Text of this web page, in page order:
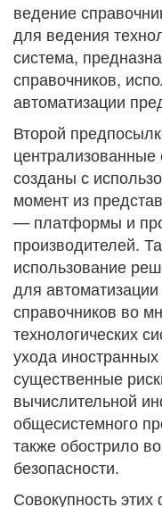
ведение
для ведения
система,
справочников,
автоматизации
Второй
созданы с
момент из
— платформы и
производителей.
использование
для
справочников во
технологических
ухода
существенные
вычислительной
общесистемного
также обострило
безопасности.
Совокупность